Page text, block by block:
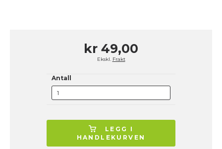
kr 49,00
Ekskl. Frakt
Antall
LEGG I
HANDLEKURVEN